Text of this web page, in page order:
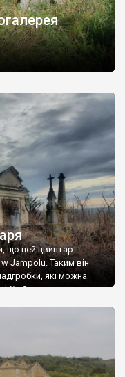
що цей цвинтар
Jampolu. Таким він
які можна
Загалом цвинтар